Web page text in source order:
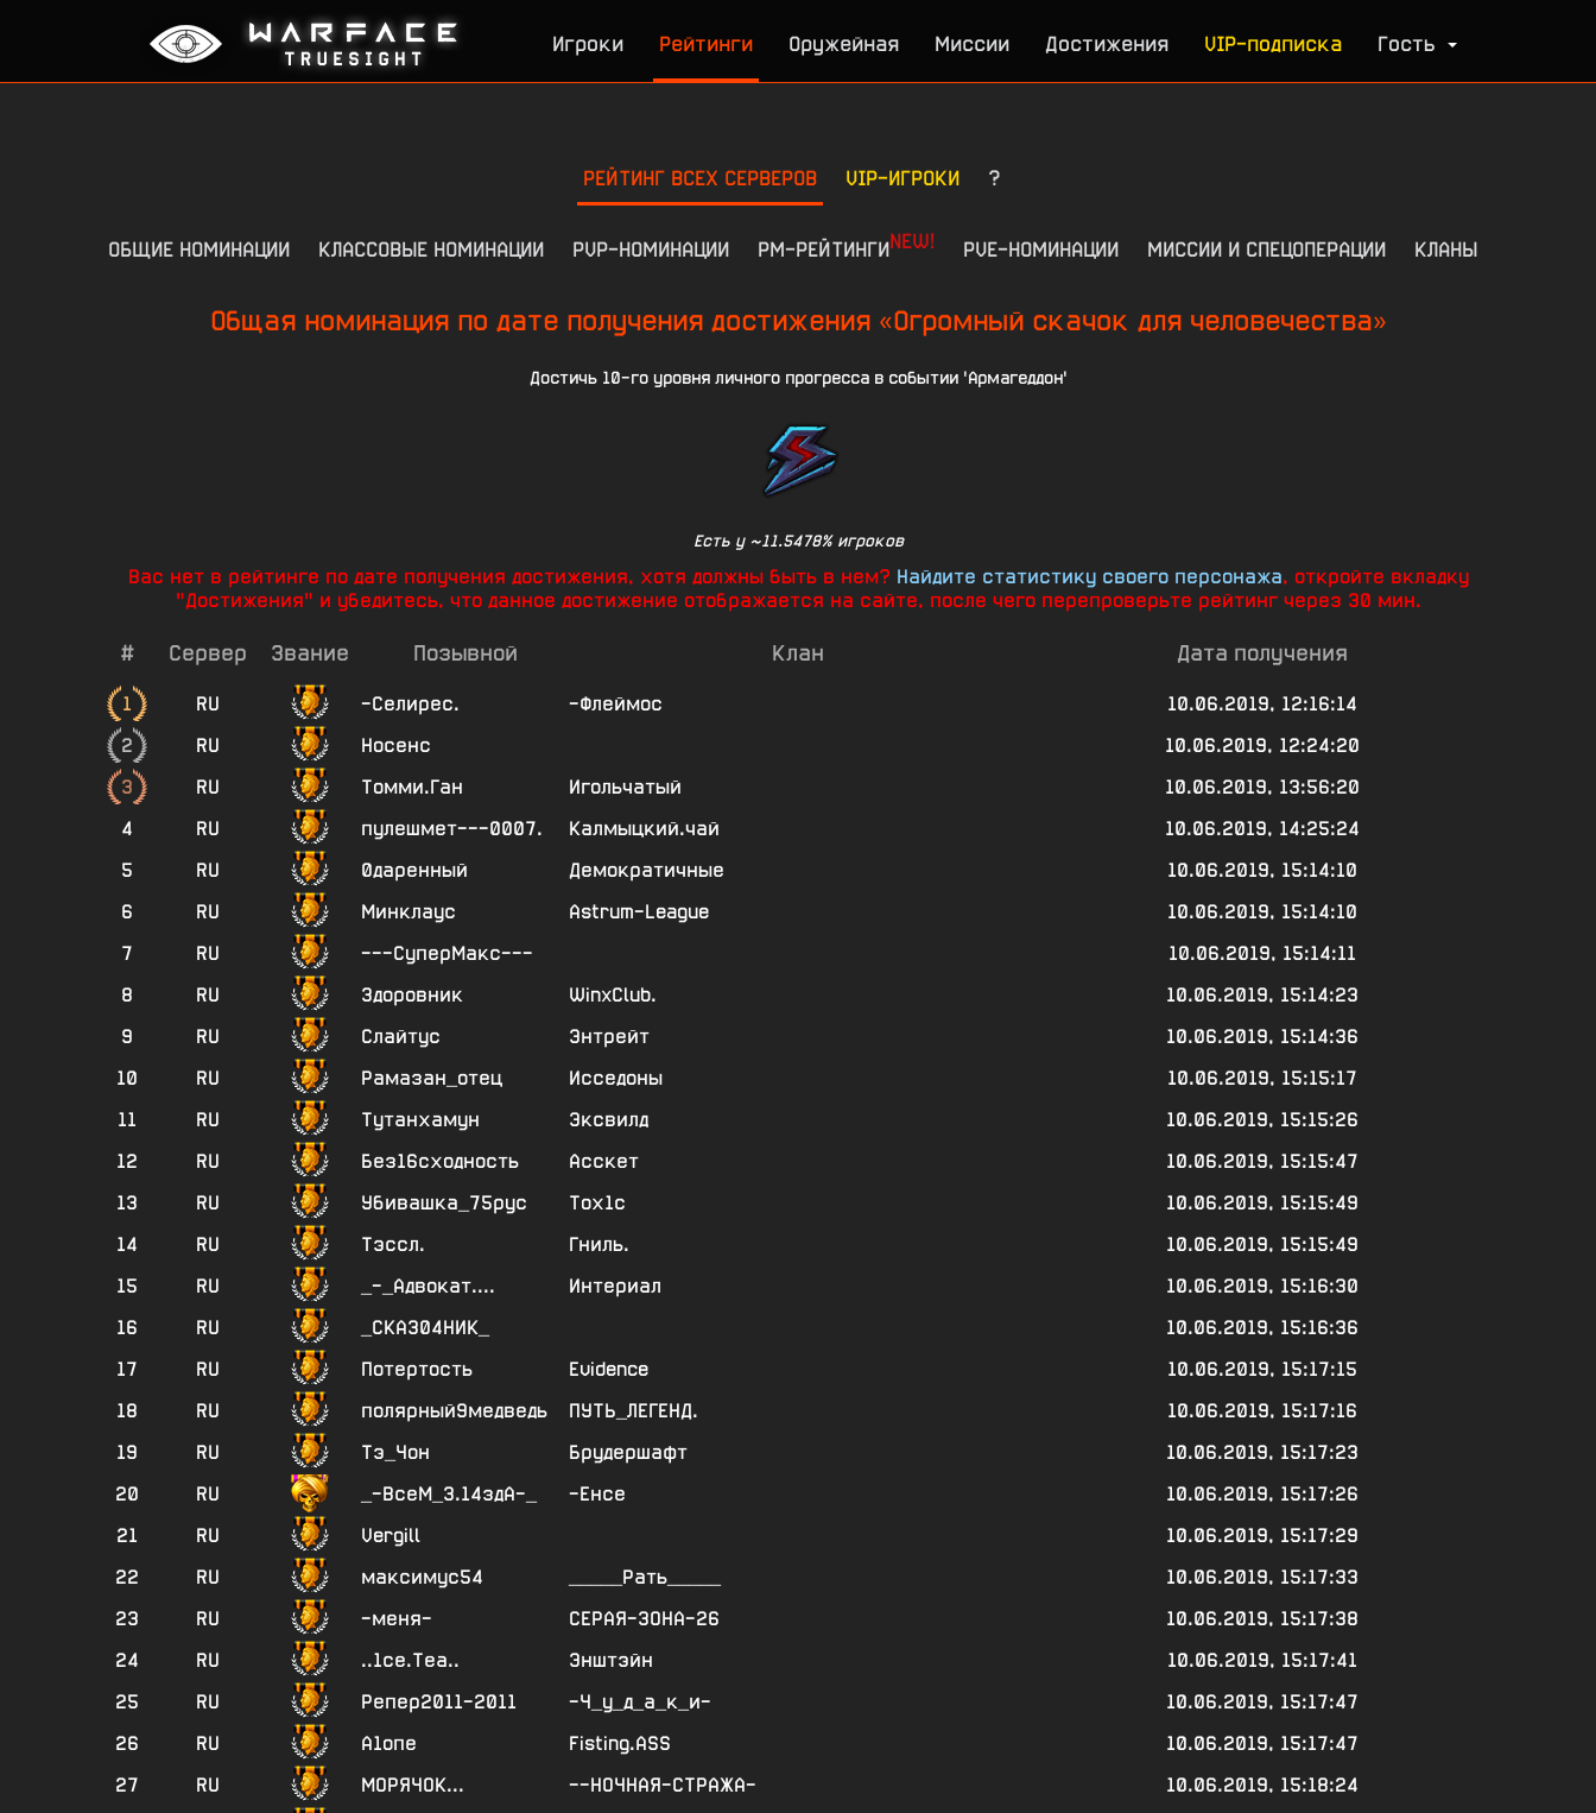
Игроки Рейтинги Оружейная Миссии Достижения VIP-подписка Гость
РЕЙТИНГ ВСЕХ СЕРВЕРОВ VIP-ИГРОКИ ?
ОБЩИЕ НОМИНАЦИИ КЛАССОВЫЕ НОМИНАЦИИ PVP-НОМИНАЦИИ РМ-РЕЙТИНГИNEW! PVE-НОМИНАЦИИ МИССИИ И СПЕЦОПЕРАЦИИ КЛАНЫ
Общая номинация по дате получения достижения «Огромный скачок для человечества»
Достичь 10-го уровня личного прогресса в событии 'Армагеддон'
Есть у ~11.5478% игроков
Вас нет в рейтинге по дате получения достижения, хотя должны быть в нем? Найдите статистику своего персонажа, откройте вкладку
"Достижения" и убедитесь, что данное достижение отображается на сайте, после чего перепроверьте рейтинг через 30 мин.
# Сервер Звание Позывной Клан Дата получения
1 RU -Селирес. -Флеймос
10.06.2019, 12:16:14
2
RU Носенс
10.06.2019, 12:24:20
3
RU Томми.Ган Игольчатый
10.06.2019, 13:56:20
4
RU пулешмет---0007. Калмыцкий.чай
10.06.2019, 14:25:24
5
RU 0даренный Демократичные
10.06.2019, 15:14:10
6
RU Минклаус Astrum-League
10.06.2019, 15:14:10
7
RU ---СуперМакс---
10.06.2019, 15:14:11
8
RU Здоровник WinxClub.
10.06.2019, 15:14:23
9
RU Слайтус Энтрейт
10.06.2019, 15:14:36
10
RU Рамазан_отец Исседоны
10.06.2019, 15:15:17
11
RU Тутанхамун Эксвилд
10.06.2019, 15:15:26
12
RU Без16сходность Асскет
10.06.2019, 15:15:47
13
RU Убивашка_75рус Тох1с
10.06.2019, 15:15:49
14
RU Тэссл. Гниль.
10.06.2019, 15:15:49
15
RU _-_Адвокат.... Интериал
10.06.2019, 15:16:30
16
RU _СКА304НИК_
10.06.2019, 15:16:36
17
RU Потертость Evidence
10.06.2019, 15:17:15
18
RU полярный9медведь ПУТЬ_ЛЕГЕНД.
10.06.2019, 15:17:16
19
RU Тэ_Чон Брудершафт
10.06.2019, 15:17:23
20
RU _-ВсеМ_3.14здА-_ -Енсе
10.06.2019, 15:17:26
21
RU Vergill
10.06.2019, 15:17:29
22
RU максимус54 _____Рать_____
10.06.2019, 15:17:33
23
RU -меня- СЕРАЯ-ЗОНА-26
10.06.2019, 15:17:38
24
RU ..1се.Теа.. Энштэйн
10.06.2019, 15:17:41
25
RU Репер2011-2011 -Ч_у_д_а_к_и-
10.06.2019, 15:17:47
26
RU А1опе Fisting.ASS
10.06.2019, 15:17:47
27
RU МОРЯЧОК... --НОЧНАЯ-СТРАЖА-
10.06.2019, 15:18:24